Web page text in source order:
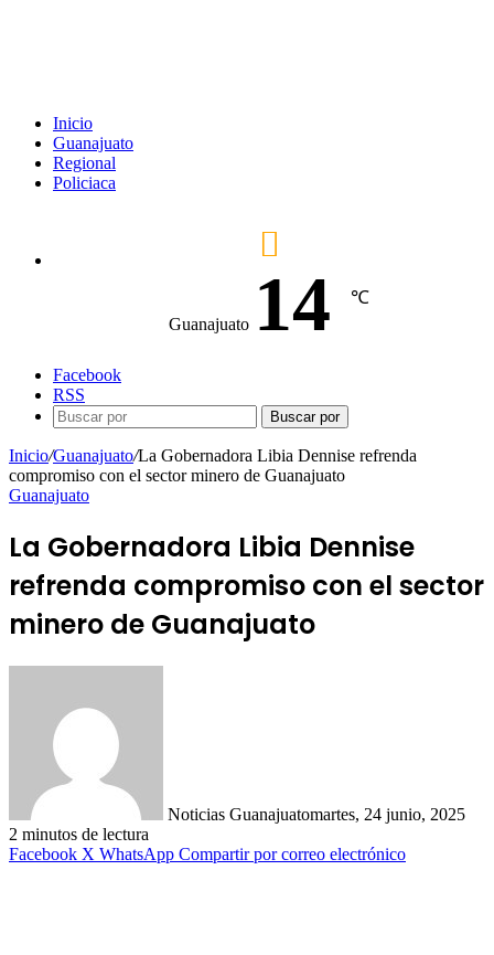
Inicio
Guanajuato
Regional
Policiaca
Guanajuato 14 ℃
Facebook
RSS
Buscar por
Inicio/Guanajuato/La Gobernadora Libia Dennise refrenda
compromiso con el sector minero de Guanajuato
Guanajuato
La Gobernadora Libia Dennise
refrenda compromiso con el sector
minero de Guanajuato
Noticias Guanajuatomartes, 24 junio, 2025
2 minutos de lectura
Facebook X WhatsApp Compartir por correo electrónico